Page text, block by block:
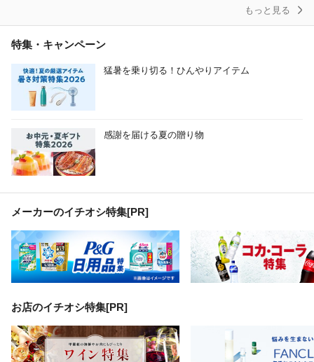
もっと見る
特集・キャンペーン
猛暑を乗り切る！ひんやりアイテム
感謝を届ける夏の贈り物
メーカーのイチオシ特集[PR]
お店のイチオシ特集[PR]